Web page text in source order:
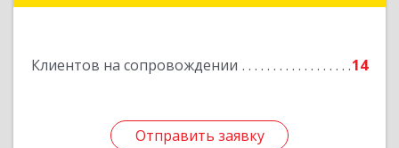
Клиентов на сопровождении 14
Отправить заявку
Отправить заявку